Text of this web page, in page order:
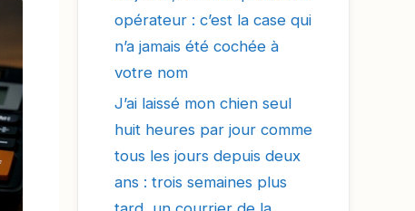
opérateur : c’est la case qui
n’a jamais été cochée à
votre nom
J’ai laissé mon chien seul
huit heures par jour comme
tous les jours depuis deux
ans : trois semaines plus